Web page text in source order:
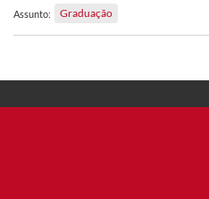
Assunto: Graduação